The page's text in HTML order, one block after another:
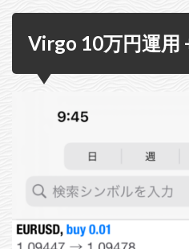
Virgo 10万円運用